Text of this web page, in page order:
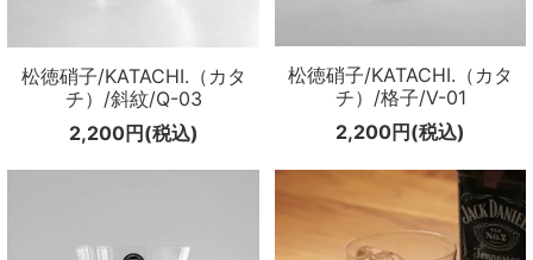
松徳硝子/KATACHI.（カタ
チ）/斜紋/Q-03
2,200円(税込)
松徳硝子/KATACHI.（カタ
チ）/格子/V-01
2,200円(税込)